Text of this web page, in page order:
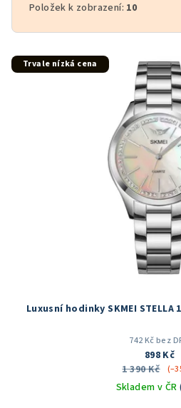
Položek k zobrazení: 10
V
ý
Trvale nízká cena
Luxusní hodinky SKMEI STELLA
742 Kč bez
898 Kč
1 390 Kč
Skladem v ČR